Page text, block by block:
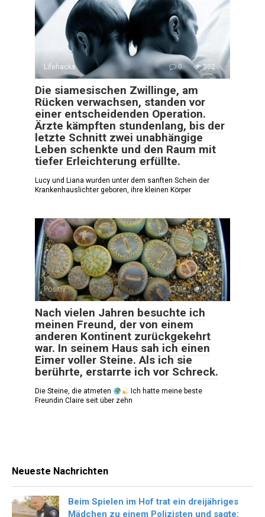
Lifehacks 0 302
Die siamesischen Zwillinge, am
Rücken verwachsen, standen vor
einer entscheidenden Operation.
Ärzte kämpften stundenlang, bis der
letzte Schnitt zwei unabhängige
Leben schenkte und den Raum mit
tiefer Erleichterung erfüllte.
Lucy und Liana wurden unter dem sanften Schein der
Krankenhauslichter geboren, ihre kleinen Körper
Positiv 0 106
Nach vielen Jahren besuchte ich
meinen Freund, der von einem
anderen Kontinent zurückgekehrt
war. In seinem Haus sah ich einen
Eimer voller Steine. Als ich sie
berührte, erstarrte ich vor Schreck.
Die Steine, die atmeten
Ich hatte meine beste
Freundin Claire seit über zehn
Neueste Nachrichten
Beim Spielen im Hof trat ein dreijähriges
Mädchen zu einem Polizisten und sagte: